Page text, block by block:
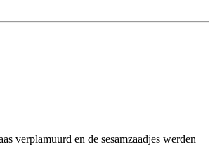
verplamuurd en de sesamzaadjes werden